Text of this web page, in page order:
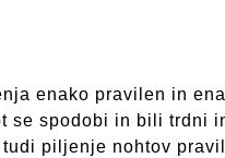
enako pravilen in
se spodobi in bili trdni
piljenje nohtov